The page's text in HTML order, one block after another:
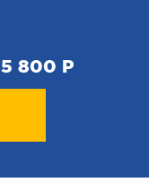
5 800 P